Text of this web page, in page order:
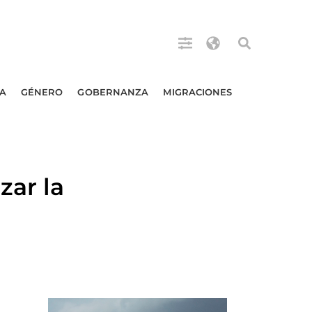
GÉNERO GOBERNANZA MIGRACIONES
la